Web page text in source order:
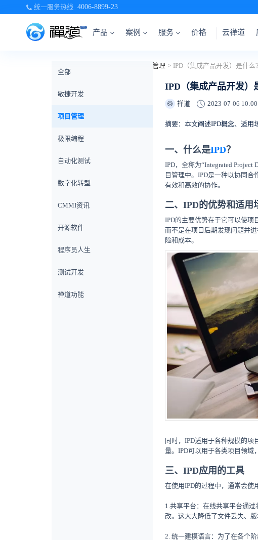
统一服务热线 4006-8899-23
产品 案例 服务 价格 云禅道
项目管理 >
全部
敏捷开发
项目管理
极限编程
自动化测试
数字化转型
CMMI资讯
开源软件
程序员人生
测试开发
禅道功能
IPD（集成产品开发）
🍪 禅道 2023-07-06
摘要：本文阐述IPD概念、适用
一、什么是IPD？
IPD，全称为“Integrated
目管理中。IPD是一种以协同
有效和高效的协作。
二、IPD的优势和适用
IPD的主要优势在于它可以使项
而不是在项目后期发现问题并
险和成本。
同时，IPD适用于各种规模的
量。IPD可以用于各类项目领域
三、IPD应用的工具
在使用IPD的过程中，通常会使
1.共享平台：在线共享平台通过
改。这大大降低了文件丢失、
2. 统一建模语言：为了在各个